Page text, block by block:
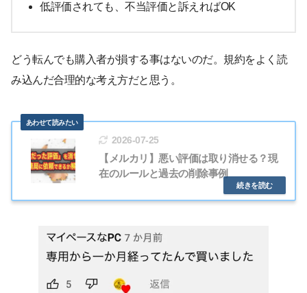
低評価されても、不当評価と訴えればOK
どう転んでも購入者が損する事はないのだ。規約をよく読
み込んだ合理的な考え方だと思う。
2026-07-25
【メルカリ】悪い評価は取り消せる？現
在のルールと過去の削除事例